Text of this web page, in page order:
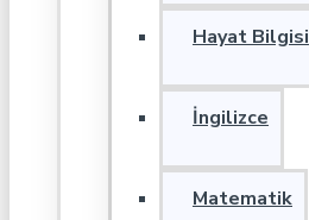
Hayat Bilgisi
İngilizce
Matematik